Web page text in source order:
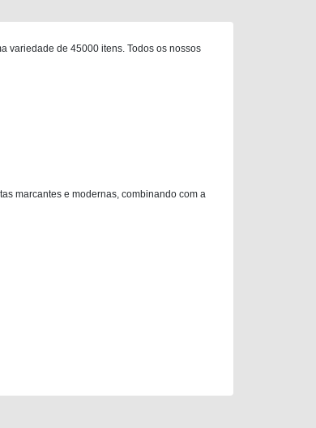
variedade de 45000 itens. Todos os nossos
marcantes e modernas, combinando com a